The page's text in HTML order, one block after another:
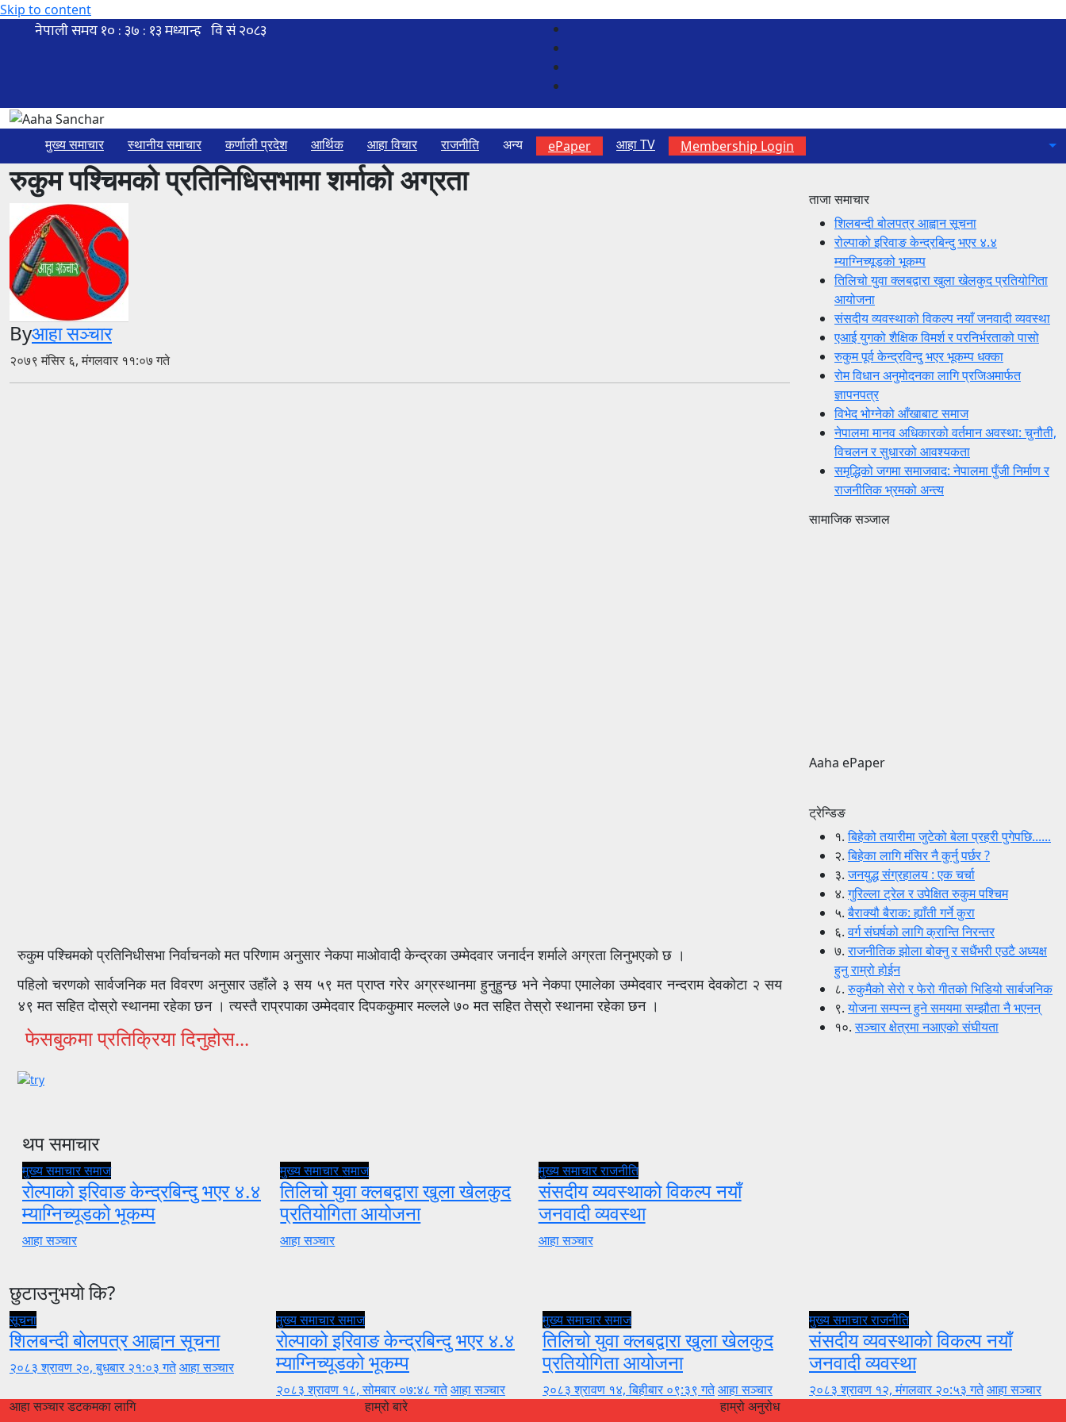
Skip to content
मुख्य समाचार स्थानीय समाचार कर्णाली प्रदेश आर्थिक आहा विचार राजनीति अन्य ePaper आहा TV Membership Login
रुकुम पश्चिमको प्रतिनिधिसभामा शर्माको अग्रता
Byआहा सञ्चार
२०७९ मंसिर ६, मंगलवार ११:०७ गते
रुकुम पश्चिमको प्रतिनिधीसभा निर्वाचनको मत परिणाम अनुसार नेकपा माओवादी केन्द्रका उम्मेदवार जनार्दन शर्माले अग्रता लिनुभएको छ ।
पहिलो चरणको सार्वजनिक मत विवरण अनुसार उहाँले ३ सय ५९ मत प्राप्त गरेर अग्रस्थानमा हुनुहुन्छ भने नेकपा एमालेका उम्मेदवार नन्दराम देवकोटा २ सय
४९ मत सहित दोस्रो स्थानमा रहेका छन । त्यस्तै राप्रपाका उम्मेदवार दिपककुमार मल्लले ७० मत सहित तेस्रो स्थानमा रहेका छन ।
फेसबुकमा प्रतिक्रिया दिनुहोस...
थप समाचार
मुख्य समाचारसमाज
रोल्पाको इरिवाङ केन्द्रबिन्दु भएर ४.४
म्याग्निच्यूडको भूकम्प
आहा सञ्चार
मुख्य समाचारसमाज
तिलिचो युवा क्लबद्वारा खुला खेलकुद
प्रतियोगिता आयोजना
आहा सञ्चार
मुख्य समाचारराजनीति
संसदीय व्यवस्थाको विकल्प नयाँ
जनवादी व्यवस्था
आहा सञ्चार
ताजा समाचार
शिलबन्दी बोलपत्र आह्वान सूचना
रोल्पाको इरिवाङ केन्द्रबिन्दु भएर ४.४
म्याग्निच्यूडको भूकम्प
तिलिचो युवा क्लबद्वारा खुला खेलकुद प्रतियोगिता
आयोजना
संसदीय व्यवस्थाको विकल्प नयाँ जनवादी व्यवस्था
एआई युगको शैक्षिक विमर्श र परनिर्भरताको पासो
रुकुम पूर्व केन्द्रविन्दु भएर भूकम्प धक्का
रोम विधान अनुमोदनका लागि प्रजिअमार्फत
ज्ञापनपत्र
विभेद भोग्नेको आँखाबाट समाज
नेपालमा मानव अधिकारको वर्तमान अवस्था: चुनौती,
विचलन र सुधारको आवश्यकता
समृद्धिको जगमा समाजवाद: नेपालमा पुँजी निर्माण र
राजनीतिक भ्रमको अन्त्य
सामाजिक सञ्जाल
Aaha ePaper
ट्रेन्डिङ
१.बिहेको तयारीमा जुटेको बेला प्रहरी पुगेपछि......
२.बिहेका लागि मंसिर नै कुर्नु पर्छर ?
३.जनयुद्ध संग्रहालय : एक चर्चा
४.गुरिल्ला ट्रेल र उपेक्षित रुकुम पश्चिम
५.बैराक्यौ बैराक: ह्याँती गर्ने कुरा
६.वर्ग संघर्षको लागि क्रान्ति निरन्तर
७.राजनीतिक झोला बोक्नु र सधैंभरी एउटै अध्यक्ष
हुनु राम्रो होईन
८.रुकुमैको सेरो र फेरो गीतको भिडियो सार्बजनिक
९.योजना सम्पन्न हुने समयमा सम्झौता नै भएनन्
१०.सञ्चार क्षेत्रमा नआएको संघीयता
छुटाउनुभयो कि?
सूचना
शिलबन्दी बोलपत्र आह्वान सूचना
२०८३ श्रावण २०, बुधबार २१:०३ गतेआहा सञ्चार
मुख्य समाचारसमाज
रोल्पाको इरिवाङ केन्द्रबिन्दु भएर ४.४
म्याग्निच्यूडको भूकम्प
२०८३ श्रावण १८, सोमबार ०७:४८ गतेआहा सञ्चार
मुख्य समाचारसमाज
तिलिचो युवा क्लबद्वारा खुला खेलकुद
प्रतियोगिता आयोजना
२०८३ श्रावण १४, बिहीबार ०९:३९ गतेआहा सञ्चार
मुख्य समाचारराजनीति
संसदीय व्यवस्थाको विकल्प नयाँ
जनवादी व्यवस्था
२०८३ श्रावण १२, मंगलवार २०:५३ गतेआहा सञ्चार
आहा सञ्चार डटकमका लागि
हाम्रो बारे हाम्रो अनुरोध